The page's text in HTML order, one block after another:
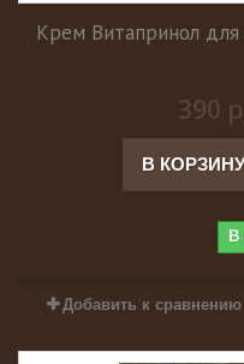
Крем Витапринол для
390
В КОРЗИНУ
В
Добавить к сравнению